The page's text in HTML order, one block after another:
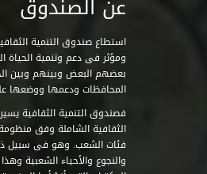
عن الصندوق
ومؤثر فى دعم وتنمية الحياة
بعضهم البعض وبينهم وبين
المحافظات ودعمها ووضعها
فصندوق التنمية الثقافية
الثقافية الشاملة وفق
فئات الشعب. وهو فى سبيل ذلك
والنجوع والأحياء الشعبية